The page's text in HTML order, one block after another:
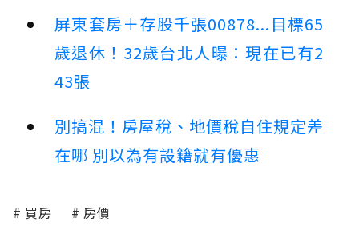
屏東套房＋存股千張00878...目標65
歲退休！32歲台北人曝：現在已有2
43張
別搞混！房屋稅、地價稅自住規定差
在哪 別以為有設籍就有優惠
買房 房價